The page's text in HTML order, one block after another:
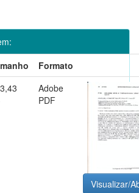
Formato
Adobe
PDF
Visualizar/